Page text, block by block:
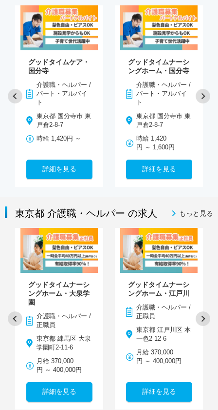
グッドタイムケア・
国分寺
介護職・ヘルパー /
パート・アルバイ
ト
東京都 国分寺市 東
戸倉2-8-7
時給 1,420円 ～
詳細を見る
グッドタイムナーシ
ングホーム・国分寺
介護職・ヘルパー /
パート・アルバイ
ト
東京都 国分寺市 東
戸倉2-8-7
時給 1,420
円 ～ 1,600円
詳細を見る
東京都 介護職・ヘルパー の求人 もっと見る
グッドタイムナーシ
ングホーム・大泉学
園
介護職・ヘルパー /
正職員
東京都 練馬区 大泉
学園町2-11-6
月給 370,000
円 ～ 400,000円
詳細を見る
グッドタイムナーシ
ングホーム・江戸川
介護職・ヘルパー /
正職員
東京都 江戸川区 本
一色2-12-6
月給 370,000
円 ～ 400,000円
詳細を見る